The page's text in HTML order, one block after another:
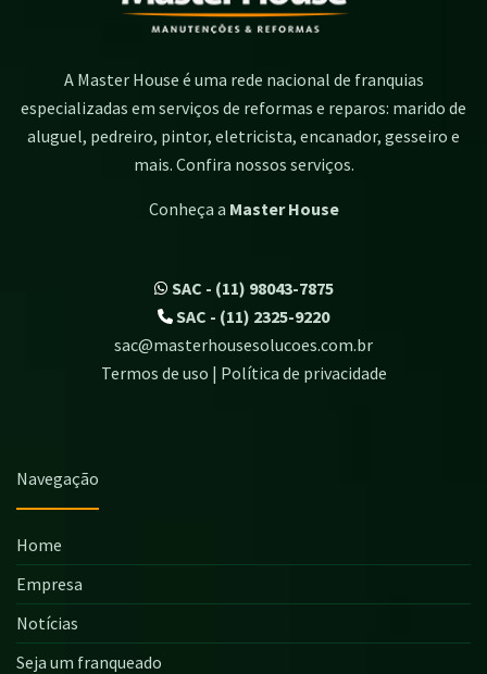
A Master House é uma rede nacional de franquias
especializadas em serviços de reformas e reparos: marido de
aluguel, pedreiro, pintor, eletricista, encanador, gesseiro e
mais. Confira nossos serviços.
Conheça a Master House
SAC - (11) 98043-7875
SAC - (11) 2325-9220
sac@masterhousesolucoes.com.br
Termos de uso | Política de privacidade
Navegação
Home
Empresa
Notícias
Seja um franqueado